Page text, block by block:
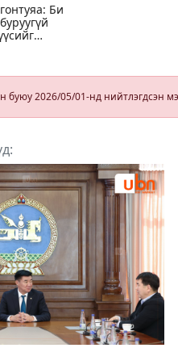
Би
нь
буюу 2026/05/01-нд нийтлэгдсэн